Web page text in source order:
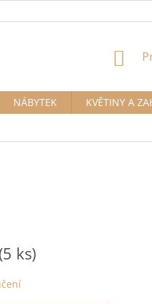
NÁBYTEK KVĚTINY A
(5 ks)